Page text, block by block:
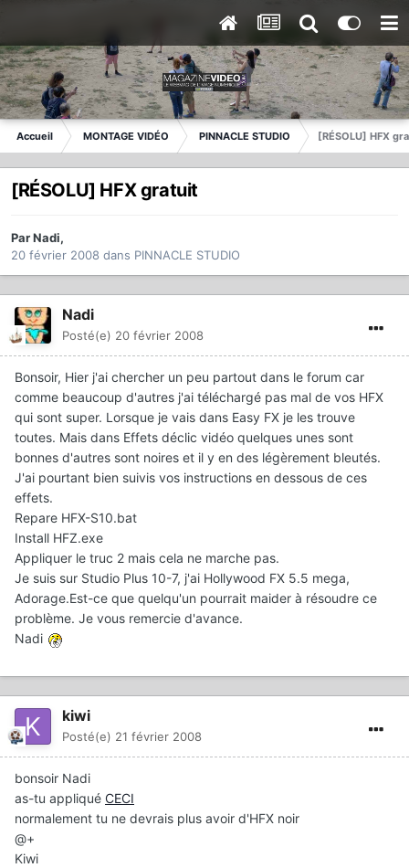
Accueil MONTAGE VIDÉO PINNACLE STUDIO [RÉSOLU] HFX
[RÉSOLU] HFX gratuit
ParNadi,
20 février 2008 dans PINNACLE STUDIO
Nadi
Posté(e) 20 février 2008
Bonsoir, Hier j'ai chercher un peu partout dans le forum car
comme beaucoup d'autres j'ai téléchargé pas mal de vos HFX
qui sont super. Lorsque je vais dans Easy FX je les trouve
toutes. Mais dans Effets déclic vidéo quelques unes sont
bonnes d'autres sont noires et il y en des légèrement bleutés.
J'ai pourtant bien suivis vos instructions en dessous de ces
effets.
Repare HFX-S10.bat
Install HFZ.exe
Appliquer le truc 2 mais cela ne marche pas.
Je suis sur Studio Plus 10-7, j'ai Hollywood FX 5.5 mega,
Adorage.Est-ce que quelqu'un pourrait maider à résoudre ce
problème. Je vous remercie d'avance.
Nadi
kiwi
Posté(e) 21 février 2008
bonsoir Nadi
as-tu appliqué CECI
normalement tu ne devrais plus avoir d'HFX noir
@+
Kiwi